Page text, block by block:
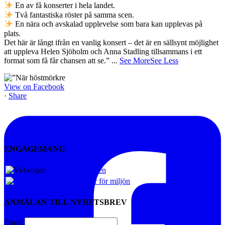
En av få konserter i hela landet.
Två fantastiska röster på samma scen.
En nära och avskalad upplevelse som bara kan upplevas på
plats.
Det här är långt ifrån en vanlig konsert – det är en sällsynt möjlighet
att uppleva Helen Sjöholm och Anna Stadling tillsammans i ett
format som få får chansen att se.” ... See MoreSee Less
View on Facebook
· Share
ENGAGEMANG
Vi-skogen
Artister för miljön
ANMÄLAN TILL NYHETSBREV
Email